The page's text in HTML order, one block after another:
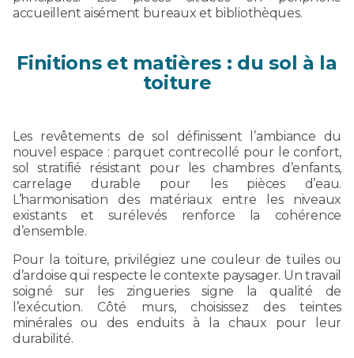
accueillent aisément bureaux et bibliothèques.
Finitions et matières : du sol à la
toiture
Les revêtements de sol définissent l’ambiance du
nouvel espace : parquet contrecollé pour le confort,
sol stratifié résistant pour les chambres d’enfants,
carrelage durable pour les pièces d’eau.
L’harmonisation des matériaux entre les niveaux
existants et surélevés renforce la cohérence
d’ensemble.
Pour la toiture, privilégiez une couleur de tuiles ou
d’ardoise qui respecte le contexte paysager. Un travail
soigné sur les zingueries signe la qualité de
l’exécution. Côté murs, choisissez des teintes
minérales ou des enduits à la chaux pour leur
durabilité.